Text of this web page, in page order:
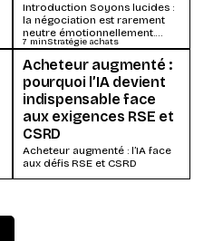
Introduction Soyons lucides :
la négociation est rarement
neutre émotionnellement.
Même expérimenté, un
acheteur ressent la pression
lorsqu’un fournisseur
stratégique...
7 minStratégie achats
Acheteur augmenté :
pourquoi l’IA devient
indispensable face
aux exigences RSE et
CSRD
Acheteur augmenté : l’IA face
aux défis RSE et CSRD